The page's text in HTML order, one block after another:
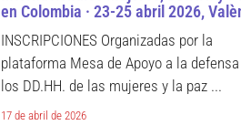
en Colombia · 23-25 abril 2026,
INSCRIPCIONES Organizadas por la
plataforma Mesa de Apoyo a la
los DD.HH. de las mujeres y la paz ...
17 de abril de 2026